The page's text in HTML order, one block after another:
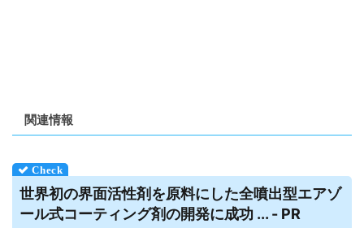
関連情報
世界初の界面活性剤を原料にした全噴出型エアゾ
ール式コーティング剤の開発に成功 ... - PR